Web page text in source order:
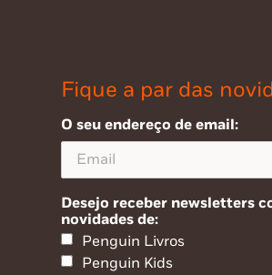
Fique a par das
O seu endereço de email:
Desejo receber newsletters
novidades de:
Penguin Livros
Penguin Kids